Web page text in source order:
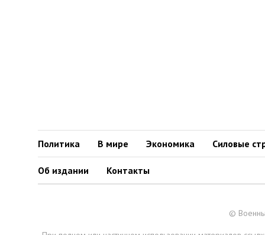
Политика В мире Экономика Силовые
Об издании Контакты
©